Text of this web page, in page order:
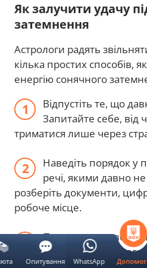
Як залучити удачу
затемнення
Астрологи радять
кілька простих способів,
енергію сонячного
Відпустіть те, що
Запитайте себе, від
триматися лише через
Наведіть порядок у
речі, якими давно не
розберіть документи,
робоче місце.
Перегляньте свої
відповісти собі, чого
Опитування WhatsApp